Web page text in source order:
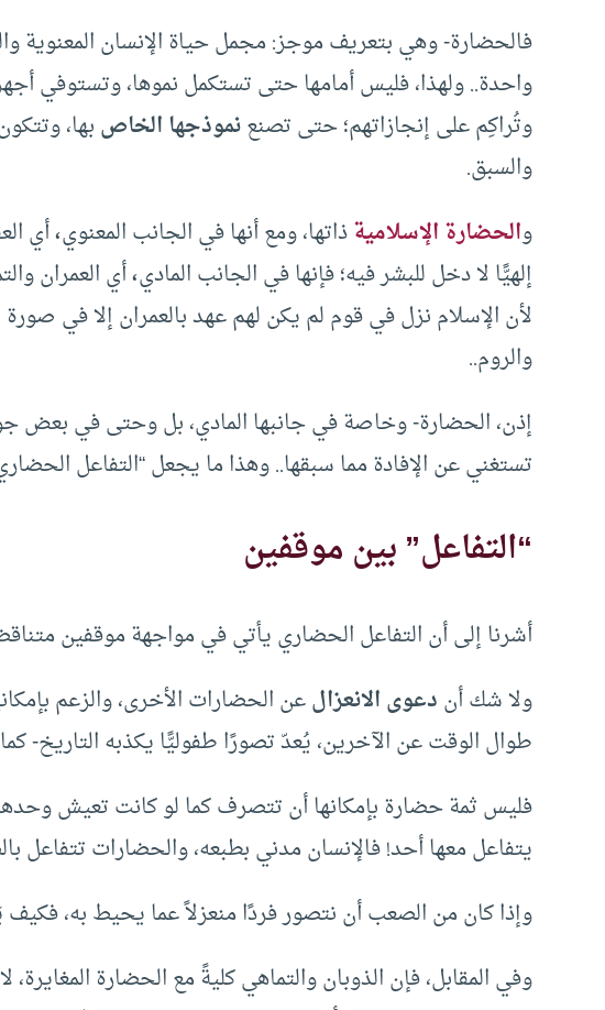
فالحضارة- وهي بتعريف موجز: مجمل حياة الإنسان المعنوية
واحدة.. ولهذا، فليس أمامها حتى تستكمل نموها، وتستوفي
وتُراكِم على إنجازاتهم؛ حتى تصنعنموذجها الخاصبها،
والسبق.
والحضارة الإسلاميةذاتها، ومع أنها في الجانب المعنوي،أي
إلهيًّا لا دخل للبشر فيه؛ فإنها في الجانب المادي،أي العمران
لأن الإسلام نزل في قوم لم يكن لهم عهد بالعمران إلا في
والروم..
إذن، الحضارة- وخاصة في جانبها المادي، بل وحتى في بعض
تستغني عن الإفادة مما سبقها.. وهذا ما يجعل “التفاعل
“التفاعل” بين موقفين
أشرنا إلى أن التفاعل الحضاري يأتي في مواجهة موقفين
ولا شك أندعوى الانعزالعن الحضارات الأخرى، والزعم
طوال الوقت عن الآخرين، يُعدّ تصورًا طفوليًّا يكذبه التاريخ-
فليس ثمة حضارة بإمكانها أن تتصرف كما لو كانت تعيش
يتفاعل معها أحد! فالإنسان مدني بطبعه، والحضارات تتفاعل
وإذا كان من الصعب أن نتصور فردًا منعزلاً عما يحيط به،
وفي المقابل، فإن الذوبان والتماهي كليةً مع الحضارة